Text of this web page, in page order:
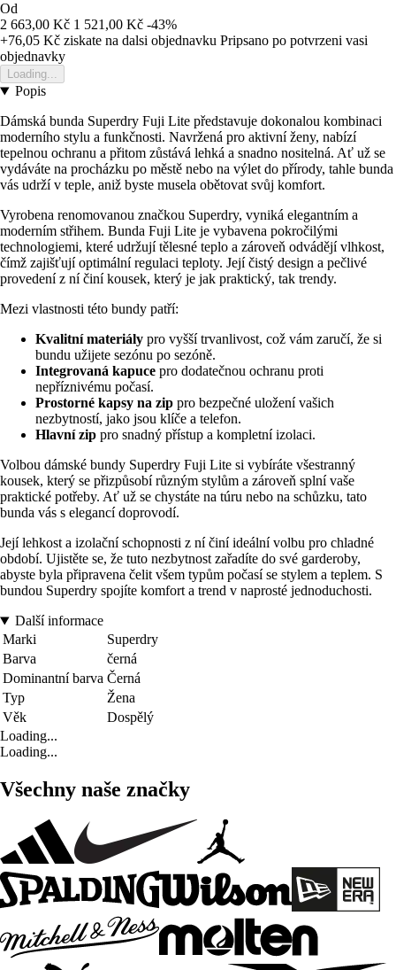
Od
2 663,00 Kč 1 521,00 Kč -43%
+76,05 Kč ziskate na dalsi objednavku Pripsano po potvrzeni vasi
objednavky
Loading...
Popis
Dámská bunda Superdry Fuji Lite představuje dokonalou kombinaci
moderního stylu a funkčnosti. Navržená pro aktivní ženy, nabízí
tepelnou ochranu a přitom zůstává lehká a snadno nositelná. Ať už se
vydáváte na procházku po městě nebo na výlet do přírody, tahle bunda
vás udrží v teple, aniž byste musela obětovat svůj komfort.
Vyrobena renomovanou značkou Superdry, vyniká elegantním a
moderním střihem. Bunda Fuji Lite je vybavena pokročilými
technologiemi, které udržují tělesné teplo a zároveň odvádějí vlhkost,
čímž zajišťují optimální regulaci teploty. Její čistý design a pečlivé
provedení z ní činí kousek, který je jak praktický, tak trendy.
Mezi vlastnosti této bundy patří:
Kvalitní materiály pro vyšší trvanlivost, což vám zaručí, že si
bundu užijete sezónu po sezóně.
Integrovaná kapuce pro dodatečnou ochranu proti
nepříznivému počasí.
Prostorné kapsy na zip pro bezpečné uložení vašich
nezbytností, jako jsou klíče a telefon.
Hlavní zip pro snadný přístup a kompletní izolaci.
Volbou dámské bundy Superdry Fuji Lite si vybíráte všestranný
kousek, který se přizpůsobí různým stylům a zároveň splní vaše
praktické potřeby. Ať už se chystáte na túru nebo na schůzku, tato
bunda vás s elegancí doprovodí.
Její lehkost a izolační schopnosti z ní činí ideální volbu pro chladné
období. Ujistěte se, že tuto nezbytnost zařadíte do své garderoby,
abyste byla připravena čelit všem typům počasí se stylem a teplem. S
bundou Superdry spojíte komfort a trend v naprosté jednoduchosti.
Další informace
Marki
Superdry
Barva
černá
Dominantní barva Černá
Typ
Žena
Věk
Dospělý
Loading...
Loading...
Všechny naše značky